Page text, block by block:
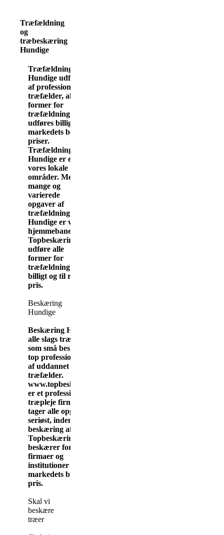
Træfældning
og
træbeskæring
Hundige
Træfældning
Hundige udføres
af professionel
træfælder, alle
former for
træfældning
udføres billigt, til
markedets bedste
priser.
Træfældning i
Hundige er et af
vores lokale
områder. Med
mange og
varierede
opgaver af
træfældning i
Hundige er vi på
hjemmebane her.
Topbeskæring.dk
udføre alle
former for
træfældning
billigt og til rimlig
pris.
Beskæring
Hundige
Beskæring Hundige,
alle slags træer, store
som små beskæres af
top professionelt team
af uddannet
træfælder.
www.topbeskæring.dk
er et professionelt
træpleje firma, der
tager alle opgaver
seriøst, inden for
beskæring af træer.
Topbeskæring.dk
beskærer for private,
firmaer og
institutioner til
markedets billigste
pris.
Skal vi
beskære
træer